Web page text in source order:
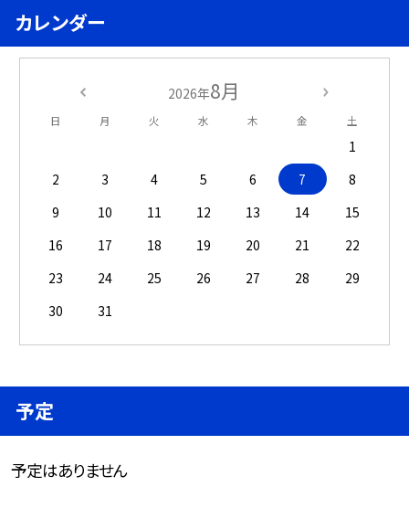
カレンダー
2026年8月
日 月 火 水 木 金 土
1
2
3 4 5 6 7
8
9
10 11 12 13 14
15
16
17 18 19 20 21
22
23
24 25 26 27 28
29
30
31
予定
予定はありません